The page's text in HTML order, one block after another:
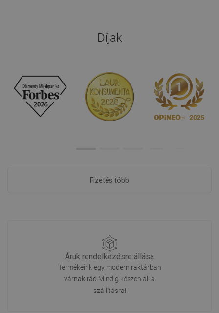
Díjak
Fizetés több
Áruk rendelkezésre állása
Termékeink egy modern raktárban
várnak rád.Mindig készen áll a
szállításra!